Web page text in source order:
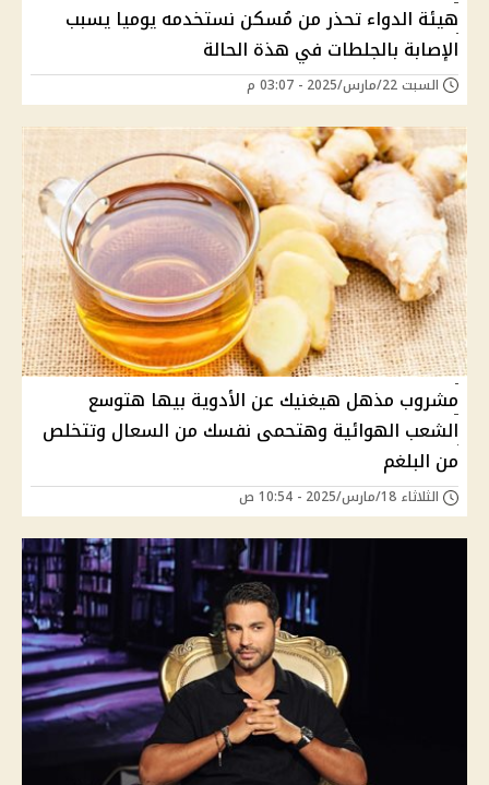
هيئة الدواء تحذر من مُسكن نستخدمه يوميا يسبب
الإصابة بالجلطات في هذة الحالة
السبت 22/مارس/2025 - 03:07 م
مشروب مذهل هيغنيك عن الأدوية بيها هتوسع
الشعب الهوائية وهتحمى نفسك من السعال وتتخلص
من البلغم
الثلاثاء 18/مارس/2025 - 10:54 ص